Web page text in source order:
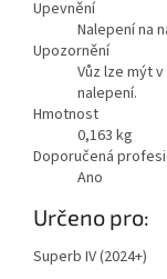
Upevnění
Nalepení na
Upozornění
Vůz lze mýt
nalepení.
Hmotnost
0,163 kg
Doporučená
Ano
méně
Určeno pro:
Superb IV (2024+)